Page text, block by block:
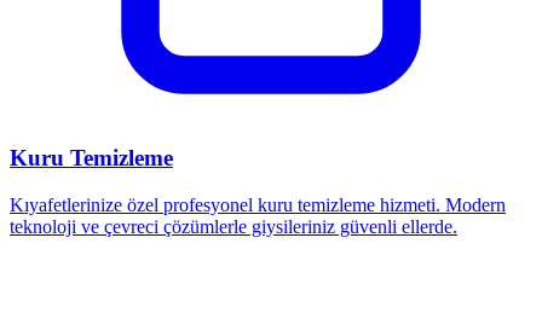
Kuru Temizleme
Kıyafetlerinize özel profesyonel kuru temizleme hizmeti. Modern
teknoloji ve çevreci çözümlerle giysileriniz güvenli ellerde.